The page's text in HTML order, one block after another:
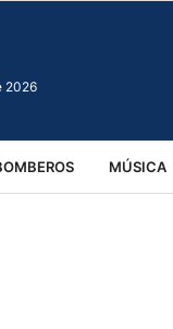
2026
MÚSICA